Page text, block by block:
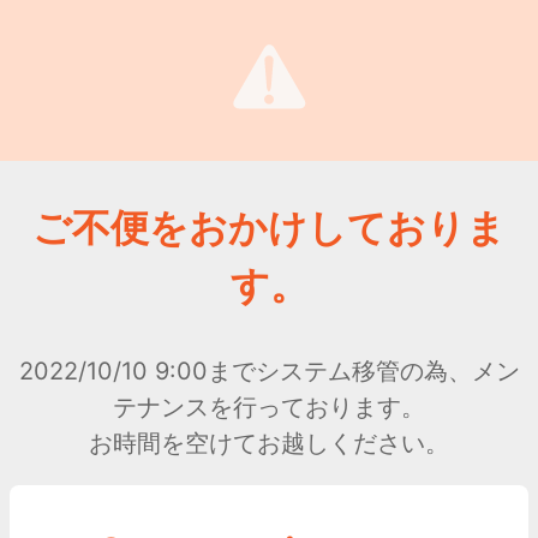
ご不便をおかけしておりま
す。
2022/10/10 9:00までシステム移管の為、メン
テナンスを行っております。
お時間を空けてお越しください。